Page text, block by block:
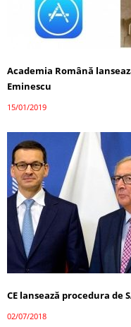
Academia Română
Eminescu
15/01/2019
CE lansează procedura de
02/07/2018